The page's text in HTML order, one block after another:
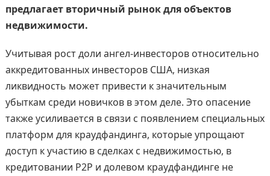
предлагает вторичный рынок для объектов
недвижимости.
Учитывая рост доли ангел-инвесторов относительно
аккредитованных инвесторов США, низкая
ликвидность может привести к значительным
убыткам среди новичков в этом деле. Это опасение
также усиливается в связи с появлением специальных
платформ для краудфандинга, которые упрощают
доступ к участию в сделках с недвижимостью, в
кредитовании Р2Р и долевом краудфандинге не